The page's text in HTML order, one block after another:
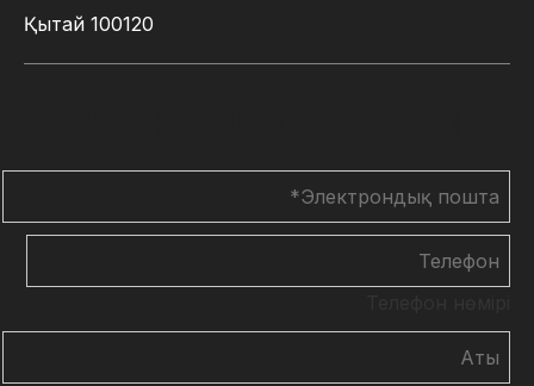
Қытай 100120